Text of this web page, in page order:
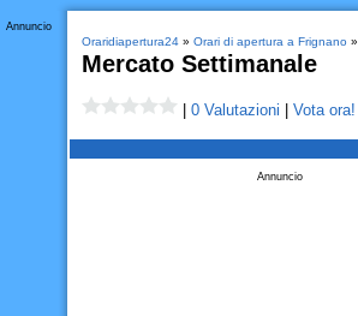
Annuncio
Oraridiapertura24» Orari di apertura a Frignano»
Mercato Settimanale
0 Valutazioni Vota ora!
Annuncio